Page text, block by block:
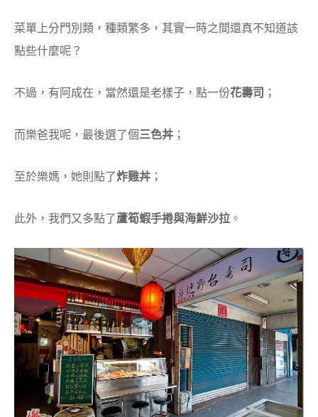
菜單上分門別類，種類繁多，其實一時之間還真不知道該
點些什麼呢？
不過，有阿成在，當然還是老樣子，點一份花壽司 ；
而樂爸我呢，最後選了個三色丼 ；
至於樂媽，她則點了炸雞丼 ；
此外，我們又多點了蘆筍蝦手捲與海鮮沙拉 。